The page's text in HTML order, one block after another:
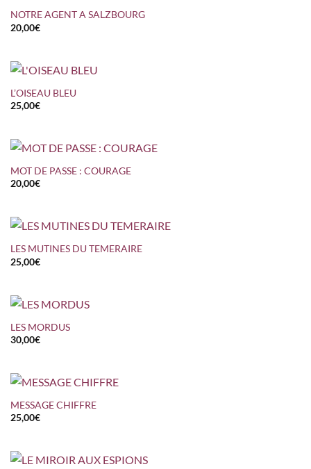
NOTRE AGENT A SALZBOURG
20,00€
L’OISEAU BLEU
25,00€
MOT DE PASSE : COURAGE
20,00€
LES MUTINES DU TEMERAIRE
25,00€
LES MORDUS
30,00€
MESSAGE CHIFFRE
25,00€